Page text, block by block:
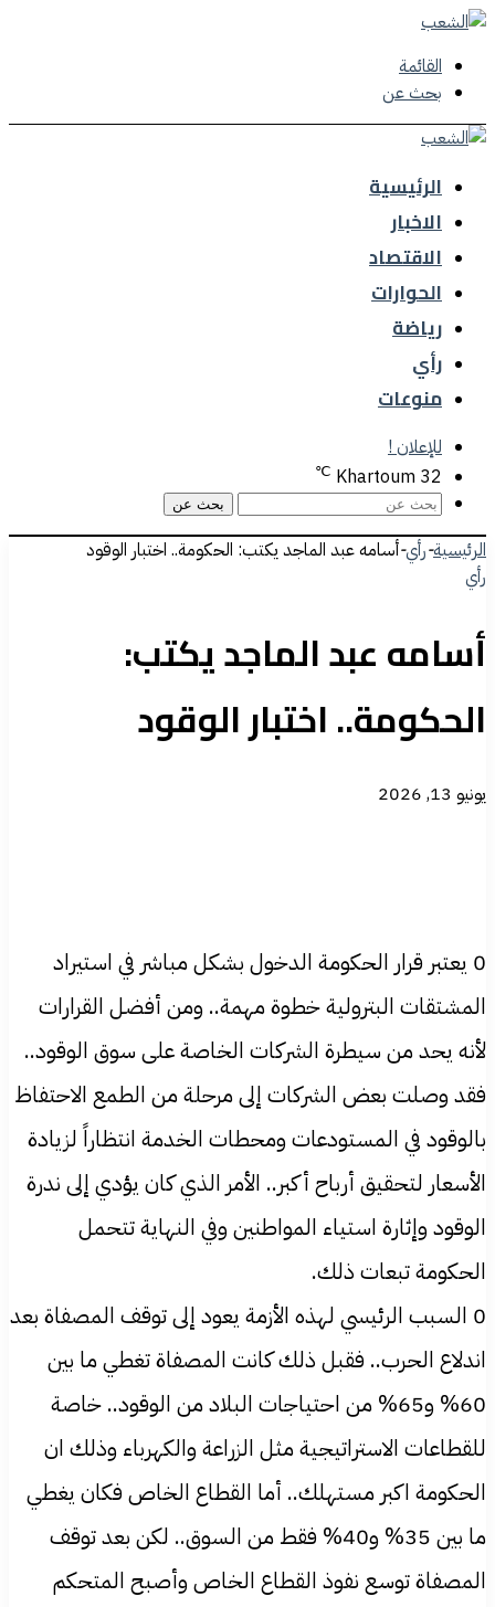
القائمة
بحث عن
الرئيسية
الاخبار
الاقتصاد
الحوارات
رياضة
رأي
منوعات
للإعلان !
Khartoum 32
℃
بحث عن
الرئيسية-رأي-أسامه عبد الماجد يكتب: الحكومة.. اختبار الوقود
رأي
أسامه عبد الماجد يكتب:
الحكومة.. اختبار الوقود
يونيو 13, 2026
0 يعتبر قرار الحكومة الدخول بشكل مباشر في استيراد
المشتقات البترولية خطوة مهمة.. ومن أفضل القرارات
لأنه يحد من سيطرة الشركات الخاصة على سوق الوقود..
فقد وصلت بعض الشركات إلى مرحلة من الطمع الاحتفاظ
بالوقود في المستودعات ومحطات الخدمة انتظاراً لزيادة
الأسعار لتحقيق أرباح أكبر.. الأمر الذي كان يؤدي إلى ندرة
الوقود وإثارة استياء المواطنين وفي النهاية تتحمل
الحكومة تبعات ذلك.
0 السبب الرئيسي لهذه الأزمة يعود إلى توقف المصفاة بعد
اندلاع الحرب.. فقبل ذلك كانت المصفاة تغطي ما بين
60% و65% من احتياجات البلاد من الوقود.. خاصة
للقطاعات الاستراتيجية مثل الزراعة والكهرباء وذلك ان
الحكومة اكبر مستهلك.. أما القطاع الخاص فكان يغطي
ما بين 35% و40% فقط من السوق.. لكن بعد توقف
المصفاة توسع نفوذ القطاع الخاص وأصبح المتحكم